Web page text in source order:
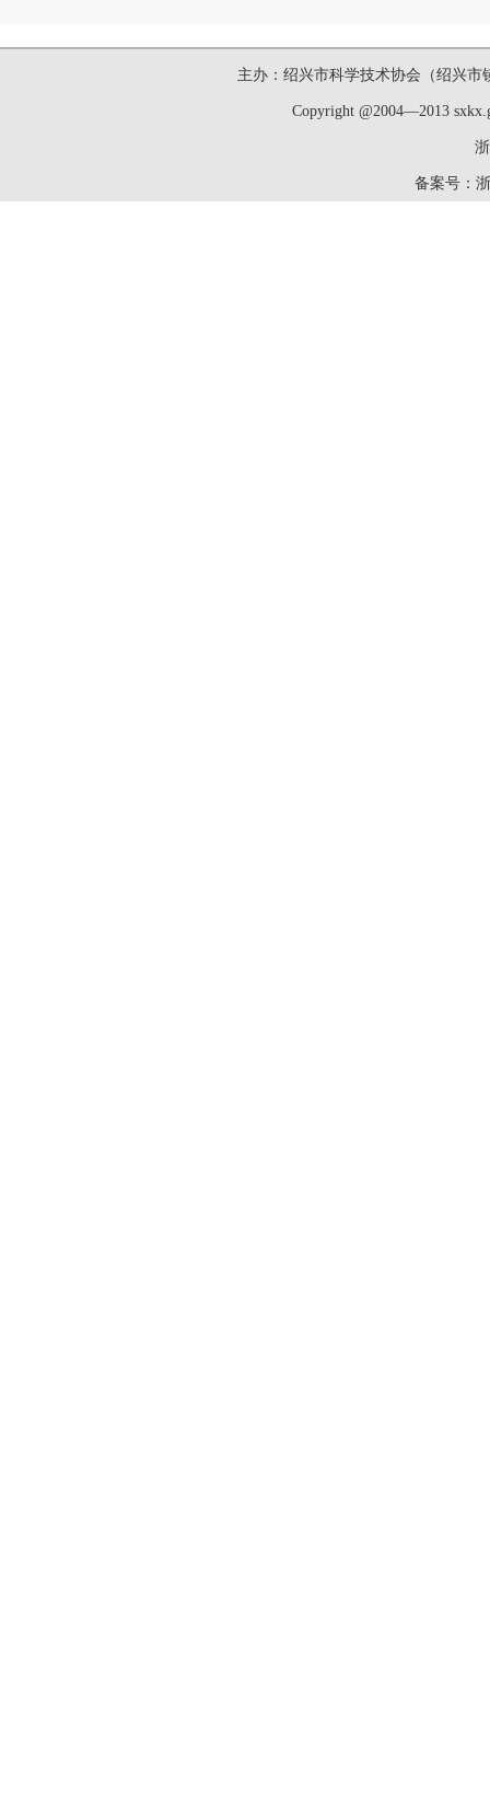
主办：绍兴市科学技术协会（绍兴市
Copyright @2004—2013
备案号：